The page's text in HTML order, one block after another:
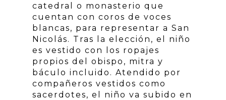
catedral o monasterio que
cuentan con coros de voces
blancas, para representar a San
Nicolás. Tras la elección, el niño
es vestido con los ropajes
propios del obispo, mitra y
báculo incluido. Atendido por
compañeros vestidos como
sacerdotes, el niño va subido en